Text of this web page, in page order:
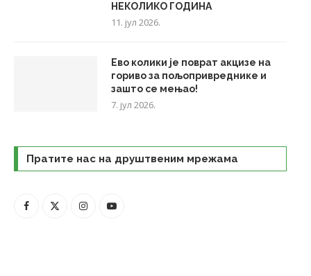
НЕКОЛИКО ГОДИНА
11. јул 2026.
Ево колики је поврат акцизе на
гориво за пољопривреднике и
зашто се мењао!
7. јул 2026.
Пратите нас на друштвеним мрежама